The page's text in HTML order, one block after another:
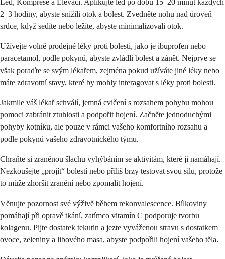
Led, Komprese a Elevaci. Aplikujte led po dobu 15–20 minut každých
2–3 hodiny, abyste snížili otok a bolest. Zvedněte nohu nad úroveň
srdce, když sedíte nebo ležíte, abyste minimalizovali otok.
Užívejte volně prodejné léky proti bolesti, jako je ibuprofen nebo
paracetamol, podle pokynů, abyste zvládli bolest a zánět. Nejprve se
však poraďte se svým lékařem, zejména pokud užíváte jiné léky nebo
máte zdravotní stavy, které by mohly interagovat s léky proti bolesti.
Jakmile váš lékař schválí, jemná cvičení s rozsahem pohybu mohou
pomoci zabránit ztuhlosti a podpořit hojení. Začněte jednoduchými
pohyby kotníku, ale pouze v rámci vašeho komfortního rozsahu a
podle pokynů vašeho zdravotnického týmu.
Chraňte si zraněnou šlachu vyhýbáním se aktivitám, které ji namáhají.
Nezkoušejte „projít“ bolestí nebo příliš brzy testovat svou sílu, protože
to může zhoršit zranění nebo zpomalit hojení.
Věnujte pozornost své výživě během rekonvalescence. Bílkoviny
pomáhají při opravě tkání, zatímco vitamín C podporuje tvorbu
kolagenu. Pijte dostatek tekutin a jezte vyváženou stravu s dostatkem
ovoce, zeleniny a libového masa, abyste podpořili hojení vašeho těla.